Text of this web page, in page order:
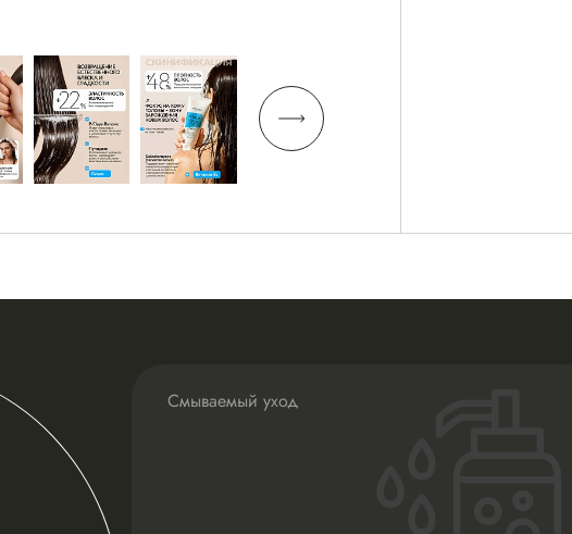
Смываемый уход